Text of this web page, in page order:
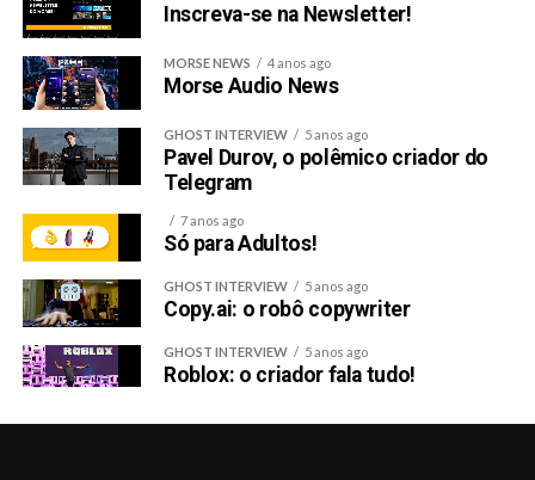
Inscreva-se na Newsletter!
MORSE NEWS 4 anos ago
Morse Audio News
GHOST INTERVIEW 5 anos ago
Pavel Durov, o polêmico criador do
Telegram
7 anos ago
Só para Adultos!
GHOST INTERVIEW 5 anos ago
Copy.ai: o robô copywriter
GHOST INTERVIEW 5 anos ago
Roblox: o criador fala tudo!